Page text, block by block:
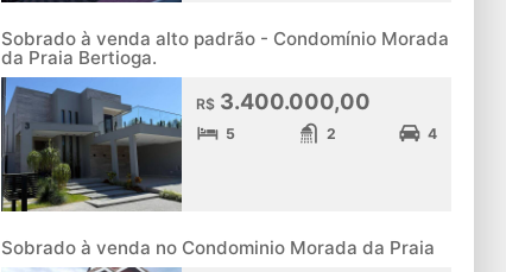
Sobrado à venda alto padrão - Condomínio Morada
da Praia Bertioga.
R$ 3.400.000,00
5 2 4
Sobrado à venda no Condominio Morada da Praia